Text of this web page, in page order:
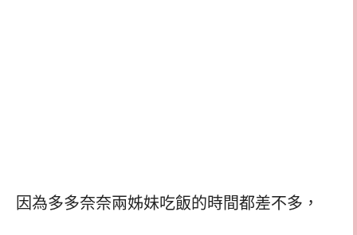
因為多多奈奈兩姊妹吃飯的時間都差不多，